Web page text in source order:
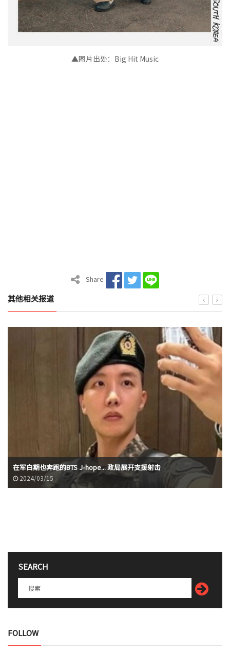
▲图片出处：Big Hit Music
Share
其他相关报道
在军白期也奔跑的BTS J-hope... 政局展开支援射击
2024/03/15
SEARCH
FOLLOW